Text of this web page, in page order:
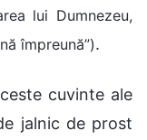
lui Dumnezeu,
împreună”).
cuvinte ale
jalnic de prost